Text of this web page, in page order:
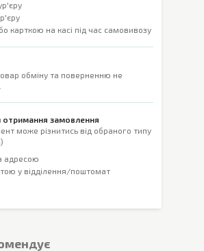
карткою на касі під час самовивозу
обміну та поверненню не
отримання замовлення
може різнитись від обраного типу
адресою
у відділення/поштомат